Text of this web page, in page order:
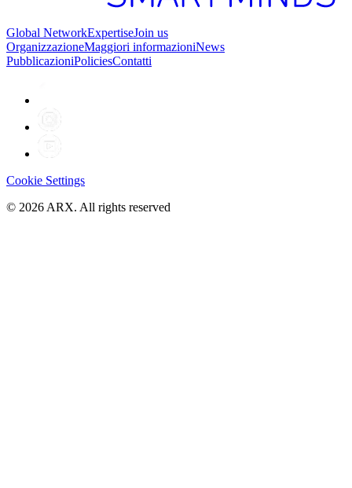
Global NetworkExpertiseJoin us
OrganizzazioneMaggiori informazioniNews
PubblicazioniPoliciesContatti
Cookie Settings
© 2026 ARX. All rights reserved